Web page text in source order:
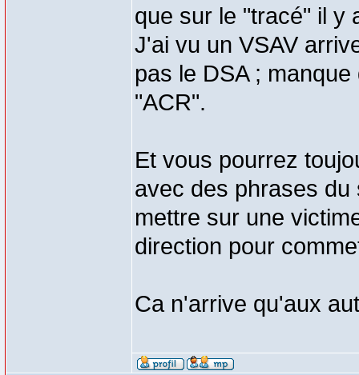
que sur le "tracé" il y
J'ai vu un VSAV
pas le DSA ;
"ACR".
Et vous pourrez
avec des phrases
mettre sur une
direction pour
Ca n'arrive qu'aux